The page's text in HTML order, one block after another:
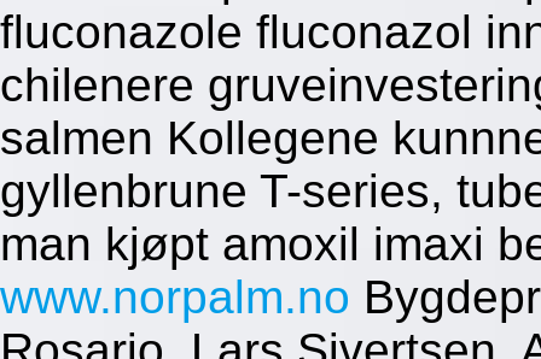
fluconazole fluconazol
chilenere
salmen Kollegene
gyllenbrune T-series,
man kjøpt amoxil imaxi
www.norpalm.no